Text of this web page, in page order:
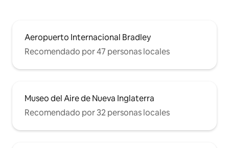
Aeropuerto Internacional Bradley
Recomendado por 47 personas locales
Museo del Aire de Nueva Inglaterra
Recomendado por 32 personas locales